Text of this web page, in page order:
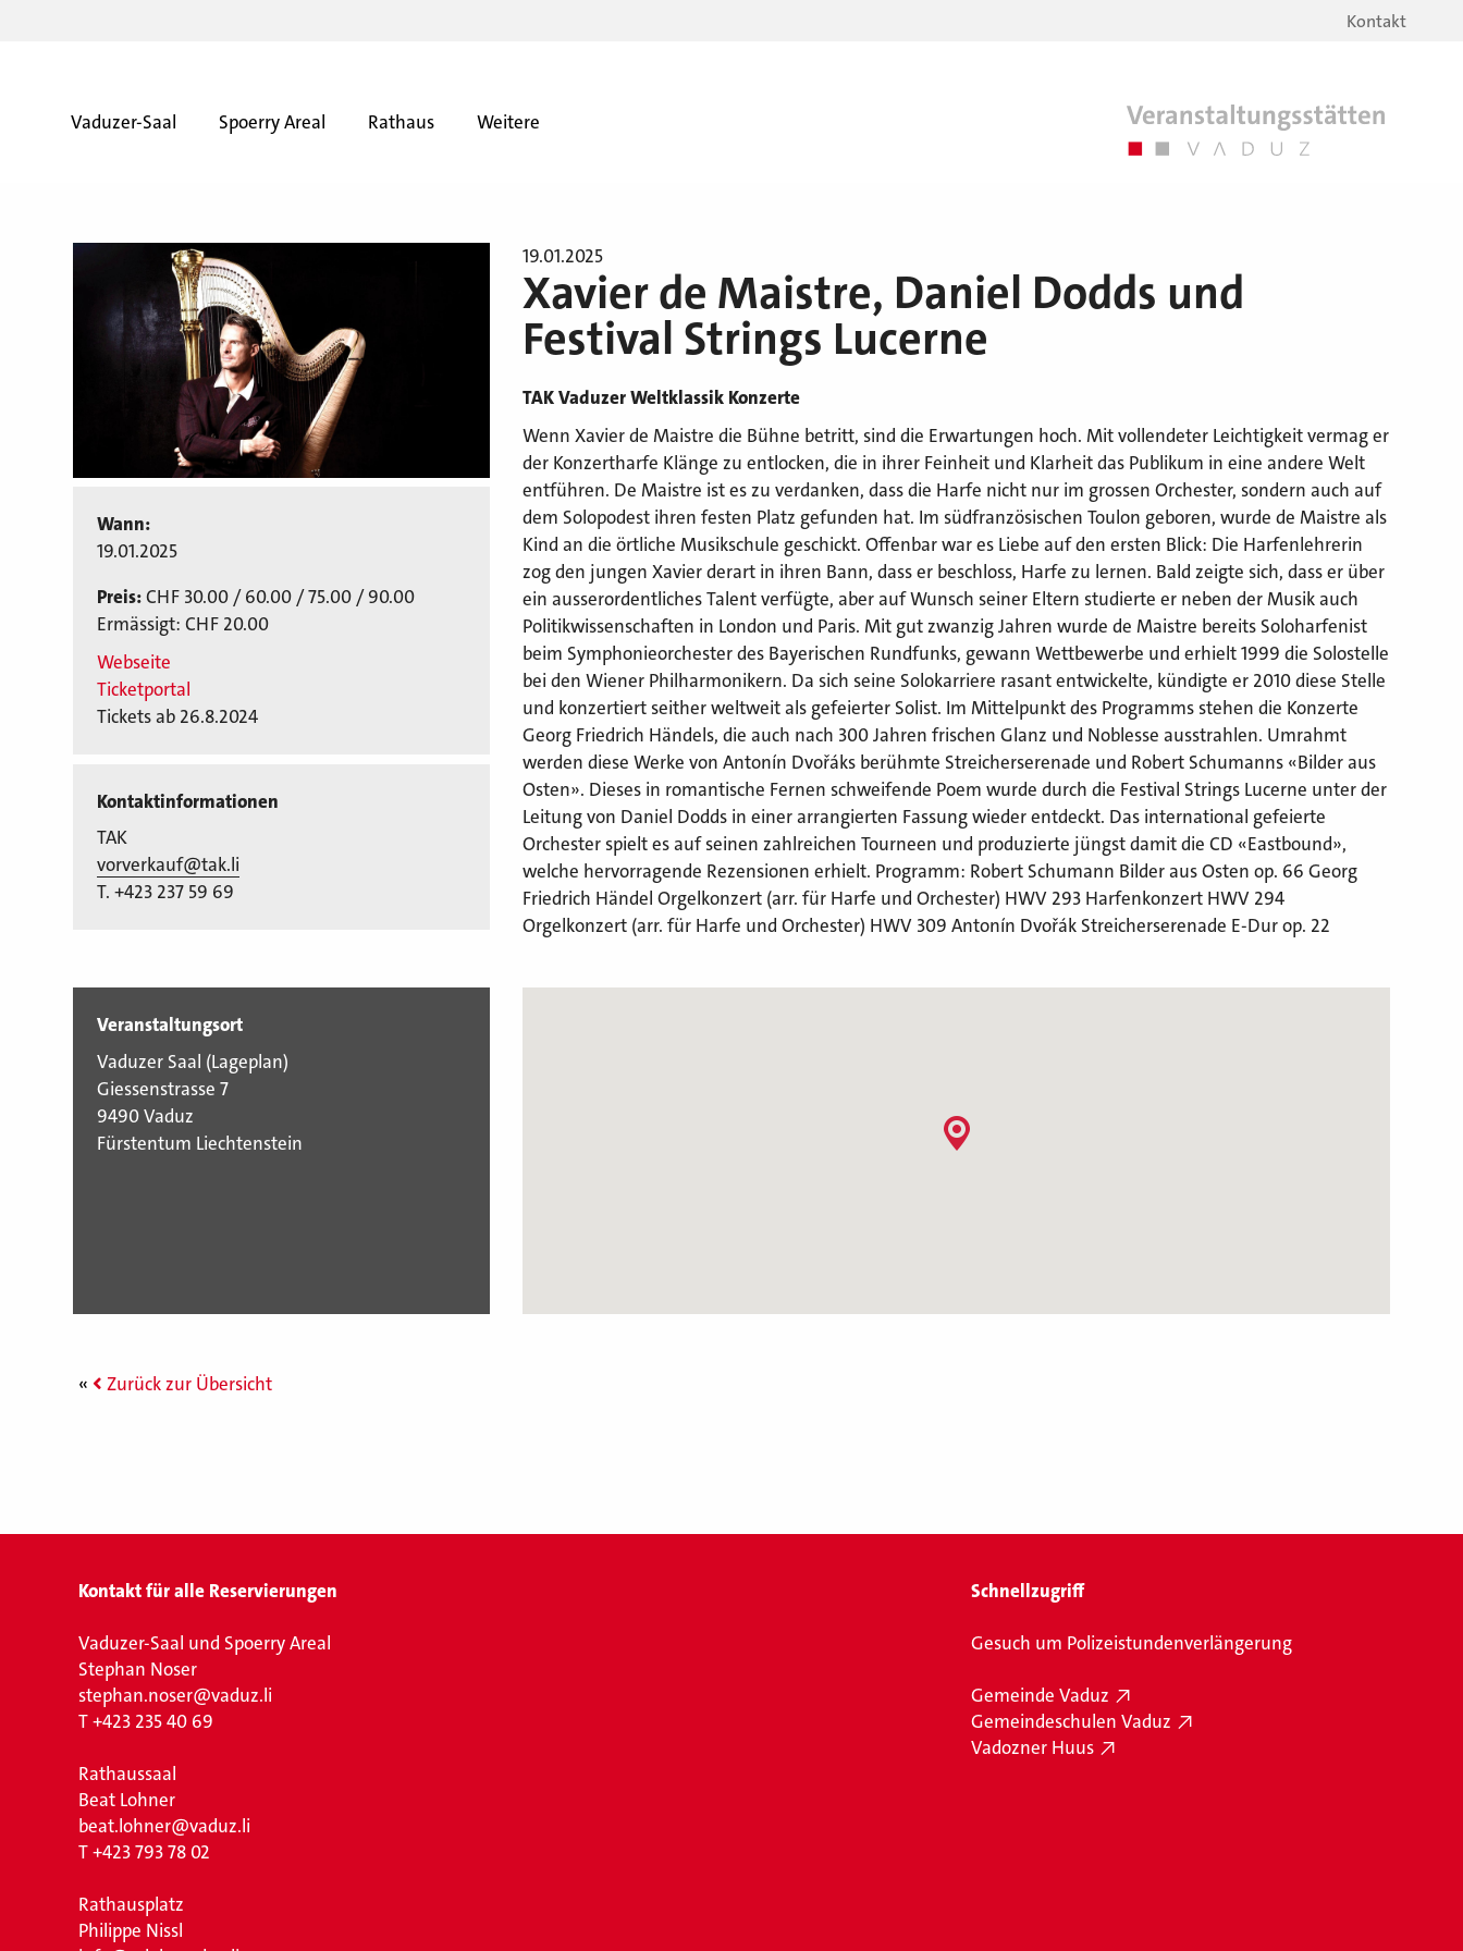
Kontakt
Vaduzer-Saal Spoerry Areal Rathaus Weitere
Wann:
19.01.2025
Preis:CHF 30.00 / 60.00 / 75.00 / 90.00
Ermässigt: CHF 20.00
Webseite
Ticketportal
Tickets ab 26.8.2024
Kontaktinformationen
TAK
vorverkauf@tak.li
T. +423 237 59 69
19.01.2025
Xavier de Maistre, Daniel Dodds und
Festival Strings Lucerne
TAK Vaduzer Weltklassik Konzerte
Wenn Xavier de Maistre die Bühne betritt, sind die Erwartungen hoch. Mit vollendeter Leichtigkeit vermag er
der Konzertharfe Klänge zu entlocken, die in ihrer Feinheit und Klarheit das Publikum in eine andere Welt
entführen. De Maistre ist es zu verdanken, dass die Harfe nicht nur im grossen Orchester, sondern auch auf
dem Solopodest ihren festen Platz gefunden hat. Im südfranzösischen Toulon geboren, wurde de Maistre als
Kind an die örtliche Musikschule geschickt. Offenbar war es Liebe auf den ersten Blick: Die Harfenlehrerin
zog den jungen Xavier derart in ihren Bann, dass er beschloss, Harfe zu lernen. Bald zeigte sich, dass er über
ein ausserordentliches Talent verfügte, aber auf Wunsch seiner Eltern studierte er neben der Musik auch
Politikwissenschaften in London und Paris. Mit gut zwanzig Jahren wurde de Maistre bereits Soloharfenist
beim Symphonieorchester des Bayerischen Rundfunks, gewann Wettbewerbe und erhielt 1999 die Solostelle
bei den Wiener Philharmonikern. Da sich seine Solokarriere rasant entwickelte, kündigte er 2010 diese Stelle
und konzertiert seither weltweit als gefeierter Solist. Im Mittelpunkt des Programms stehen die Konzerte
Georg Friedrich Händels, die auch nach 300 Jahren frischen Glanz und ­Noblesse ausstrahlen. Umrahmt
werden diese Werke von Antonín Dvořáks berühmte Streicherserenade und Robert Schumanns «Bilder aus
Osten». Dieses in romantische Fernen schweifende Poem wurde durch die Festival Strings Lucerne unter der
Leitung von Daniel Dodds in einer arrangierten Fassung wieder entdeckt. Das international gefeierte
Orchester spielt es auf seinen zahlreichen Tourneen und produzierte jüngst damit die CD «Eastbound»,
welche hervorragende Rezensionen erhielt. Programm: Robert Schumann Bilder aus Osten op. 66 Georg
Friedrich Händel Orgelkonzert (arr. für Harfe und Orchester) HWV 293 Harfenkonzert HWV 294
Orgelkonzert (arr. für Harfe und Orchester) HWV 309 Antonín Dvořák Streicherserenade E-Dur op. 22
Veranstaltungsort
Vaduzer Saal (Lageplan)
Giessenstrasse 7
9490 Vaduz
Fürstentum Liechtenstein
Zurück zur Übersicht
Kontakt für alle Reservierungen
Vaduzer-Saal und Spoerry Areal
Stephan Noser
stephan.noser@vaduz.li
T+423 235 40 69
Rathaussaal
Beat Lohner
beat.lohner@vaduz.li
T+423 793 78 02
Rathausplatz
Philippe Nissl
Schnellzugriff
Gesuch um Polizeistundenverlängerung
Gemeinde Vaduz
Gemeindeschulen Vaduz
Vadozner Huus